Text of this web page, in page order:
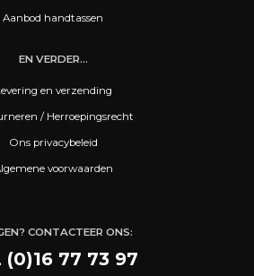
Aanbod handtassen
EN VERDER...
en verzending
/ Herroepingsrecht
Ons privacybeleid
voorwaarden
CONTACTEER ONS:
(0)16 77 73 97